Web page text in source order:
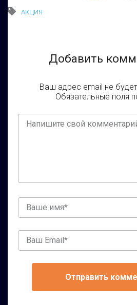
АКЦИЯ
Добавить
Ваш адрес email не
Обязательные поля
Ваш
комментарий
Ваше
имя
Ваш
Email